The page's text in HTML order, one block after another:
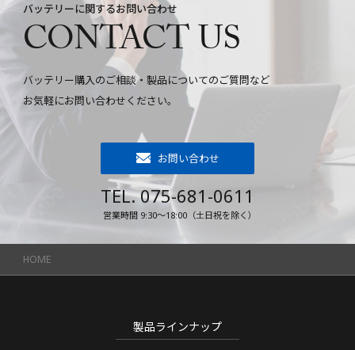
バッテリーに関するお問い合わせ
CONTACT US
バッテリー購入のご相談・製品についてのご質問など
お気軽にお問い合わせください。
お問い合わせ
TEL. 075-681-0611
営業時間 9:30～18:00（土日祝を除く）
HOME
製品ラインナップ